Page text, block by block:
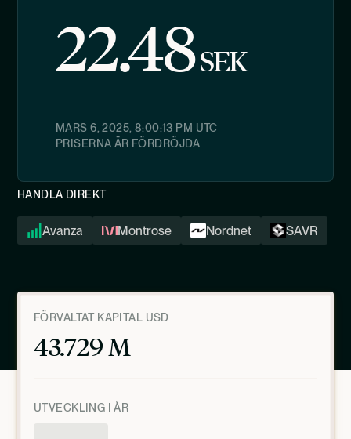
22.48SEK
MARS 6, 2025, 8:00:13 PM UTC
PRISERNA ÄR FÖRDRÖJDA
HANDLA DIREKT
Avanza Montrose Nordnet SAVR
FÖRVALTAT KAPITAL USD
43.729 M
UTVECKLING I ÅR